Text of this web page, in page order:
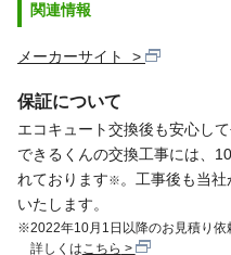
関連情報
メーカーサイト
保証について
エコキュート交換後も安心し
できるくんの交換工事には、
れております※。工事後も当
いたします。
※2022年10月1日以降のお見積り依
詳しくは こちら